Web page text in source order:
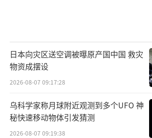
日本向灾区送空调被曝原产国中国 救灾
物资成摆设
2026-08-07 09:17:28
乌科学家称月球附近观测到多个UFO 神
秘快速移动物体引发猜测
2026-08-07 09:19:38